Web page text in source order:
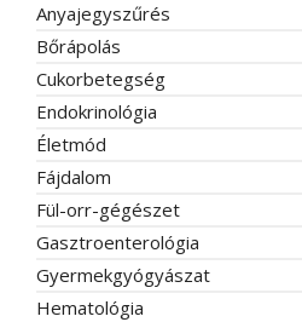
Anyajegyszűrés
Bőrápolás
Cukorbetegség
Endokrinológia
Életmód
Fájdalom
Fül-orr-gégészet
Gasztroenterológia
Gyermekgyógyászat
Hematológia